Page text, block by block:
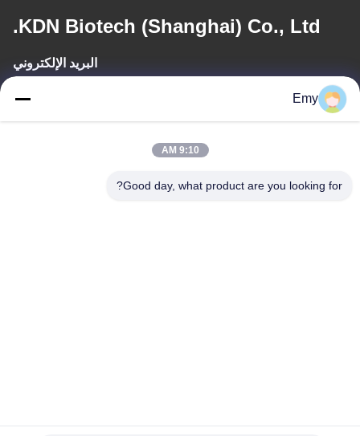
KDN Biotech (Shanghai) Co., Ltd.
البريد الإلكتروني
panxy@vlandgroup.com
Emy
9:10 AM
Good day, what product are you looking for?